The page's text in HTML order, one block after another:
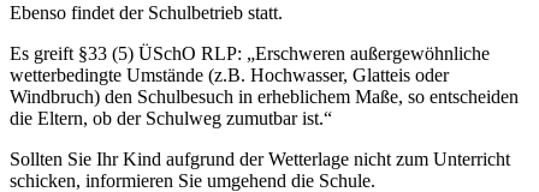
Ebenso findet der Schulbetrieb statt.
Es greift §33 (5) ÜSchO RLP: „Erschweren außergewöhnliche
wetterbedingte Umstände (z.B. Hochwasser, Glatteis oder
Windbruch) den Schulbesuch in erheblichem Maße, so entscheiden
die Eltern, ob der Schulweg zumutbar ist.“
Sollten Sie Ihr Kind aufgrund der Wetterlage nicht zum Unterricht
schicken, informieren Sie umgehend die Schule.